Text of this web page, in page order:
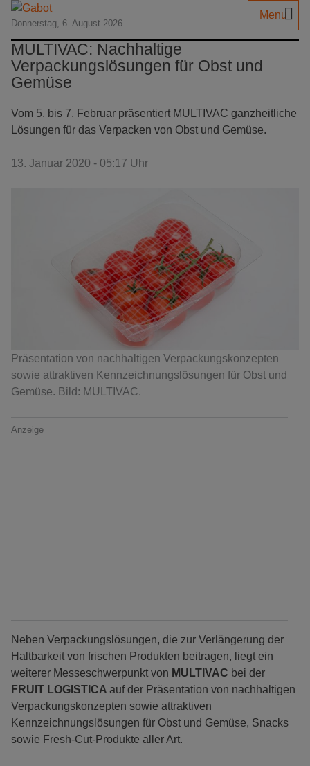
Donnerstag, 6. August 2026
Menu
MULTIVAC: Nachhaltige
Verpackungslösungen für Obst und
Gemüse
Vom 5. bis 7. Februar präsentiert MULTIVAC ganzheitliche
Lösungen für das Verpacken von Obst und Gemüse.
13. Januar 2020 - 05:17 Uhr
Präsentation von nachhaltigen Verpackungskonzepten
sowie attraktiven Kennzeichnungslösungen für Obst und
Gemüse. Bild: MULTIVAC.
Anzeige
Neben Verpackungslösungen, die zur Verlängerung der
Haltbarkeit von frischen Produkten beitragen, liegt ein
weiterer Messeschwerpunkt von MULTIVAC bei der
FRUIT LOGISTICA auf der Präsentation von nachhaltigen
Verpackungskonzepten sowie attraktiven
Kennzeichnungslösungen für Obst und Gemüse, Snacks
sowie Fresh-Cut-Produkte aller Art.